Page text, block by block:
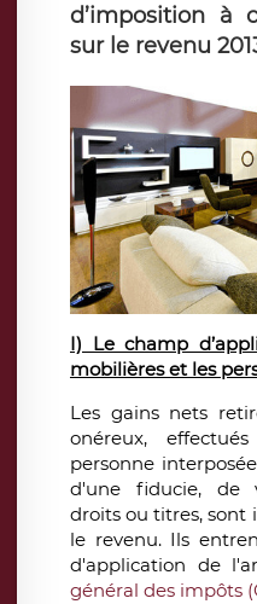
d’imposition à
sur le revenu
I) Le champ
mobilières et les
Les gains nets
onéreux,
personne
d'une fiducie, de
droits ou titres, sont
le revenu. Ils
d'application de
général des impôts (